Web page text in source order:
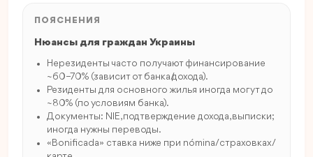
ПОЯСНЕНИЯ
Нюансы для граждан Украины
Нерезиденты часто получают финансирование
~60–70% (зависит от банка/дохода).
Резиденты для основного жилья иногда могут до
~80% (по условиям банка).
Документы: NIE, подтверждение дохода, выписки;
иногда нужны переводы.
«Bonificada» ставка ниже при nómina/страховках/